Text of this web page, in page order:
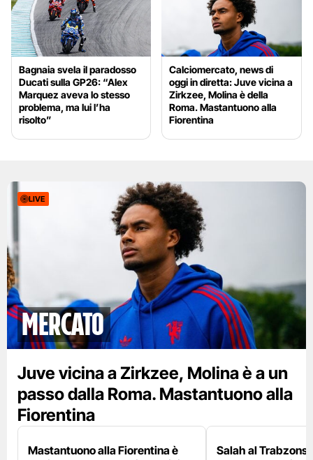
Bagnaia svela il paradosso
Ducati sulla GP26: “Alex
Marquez aveva lo stesso
problema, ma lui l’ha
risolto”
Calciomercato, news di
oggi in diretta: Juve vicina a
Zirkzee, Molina è della
Roma. Mastantuono alla
Fiorentina
LIVE
mercato
Juve vicina a Zirkzee, Molina è a un
passo dalla Roma. Mastantuono alla
Fiorentina
Mastantuono alla Fiorentina è
Salah al